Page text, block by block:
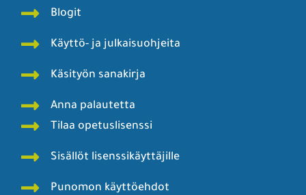
Blogit
Käyttö- ja julkaisuohjeita
Käsityön sanakirja
Anna palautetta
Tilaa opetuslisenssi
Sisällöt lisenssikäyttäjille
Punomon käyttöehdot